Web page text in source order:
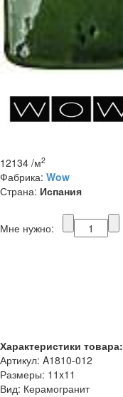
12134 /м2
Фабрика: Wow
Страна: Испания
Мне нужно:
Характеристики товара:
Артикул: A1810-012
Размеры: 11x11
Вид: Керамогранит